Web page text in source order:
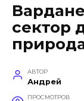
сектор
АВТОР
Андрей
ПРОСМОТРОВ